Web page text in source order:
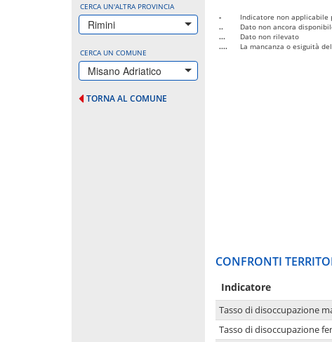
CERCA UN'ALTRA PROVINCIA
Rimini
CERCA UN COMUNE
Misano Adriatico
TORNA AL COMUNE
-
Indicatore non applicabile
..
Dato non ancora
...
Dato non rilevato
....
La mancanza o esiguità
CONFRONTI
Indicatore
Tasso di disoccupazione
Tasso di disoccupazione